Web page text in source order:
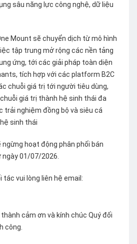
sâu năng lực công nghệ, dữ liệu
Mount sẽ chuyển dịch từ mô hình
tập trung mở rộng các nền tảng
ứng, tới các giải pháp toàn diện
tích hợp với các platform B2C
chuỗi giá trị tới người tiêu dùng,
giá trị thành hệ sinh thái đa
trải nghiệm đồng bộ và siêu cá
sinh thái
ngừng hoạt động phân phối bán
ngày 01/07/2026.
tác vui lòng liên hệ email:
cảm ơn và kính chúc Quý đối
công.